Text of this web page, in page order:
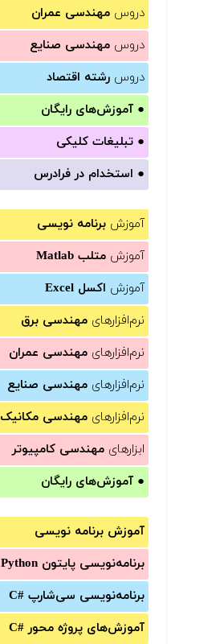
دروس مهندسی عمران
دروس مهندسی صنایع
دروس رشته اقتصاد
● آموزش‌های رایگان
● تبلیغات کلیکی
● استخدام در فرادرس
آموزش برنامه نویسی
آموزش متلب Matlab
آموزش اکسل Excel
نرم‌افزارهای مهندسی برق
نرم‌افزارهای مهندسی عمران
نرم‌افزارهای مهندسی صنایع
نرم‌افزارهای مهندسی مکانیک
ابزارهای مهندسی کامپیوتر
● آموزش‌های رایگان
آموزش برنامه نویسی
برنامه‌نویسی پایتون Python
برنامه‌‌نویسی سی‌شارپ C#‎
آموزش‌های پروژه محور #C